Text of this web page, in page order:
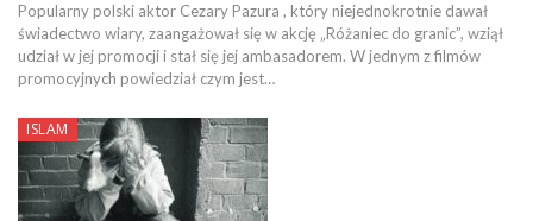
Popularny polski aktor Cezary Pazura , który niejednokrotnie dawał
świadectwo wiary, zaangażował się w akcję „Różaniec do granic”, wziął
udział w jej promocji i stał się jej ambasadorem. W jednym z filmów
promocyjnych powiedział czym jest…
ISLAM